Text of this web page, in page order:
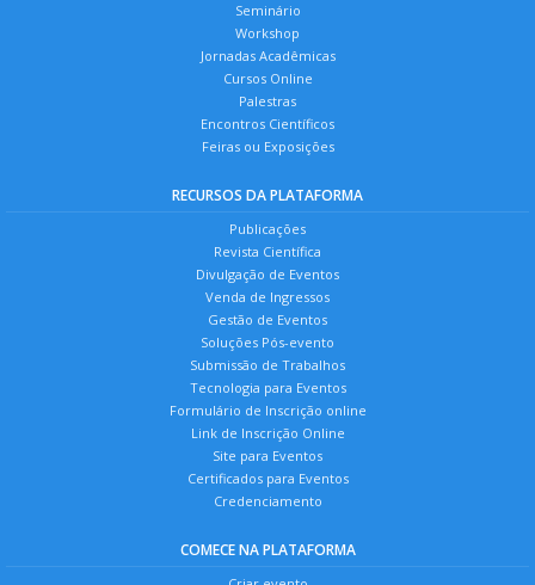
Seminário
Workshop
Jornadas Acadêmicas
Cursos Online
Palestras
Encontros Científicos
Feiras ou Exposições
RECURSOS DA PLATAFORMA
Publicações
Revista Científica
Divulgação de Eventos
Venda de Ingressos
Gestão de Eventos
Soluções Pós-evento
Submissão de Trabalhos
Tecnologia para Eventos
Formulário de Inscrição online
Link de Inscrição Online
Site para Eventos
Certificados para Eventos
Credenciamento
COMECE NA PLATAFORMA